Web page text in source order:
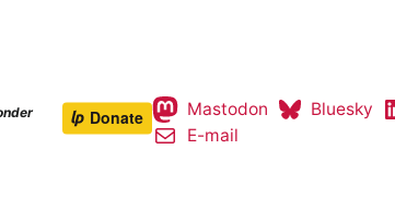
Mastodon Bluesky
E-mail